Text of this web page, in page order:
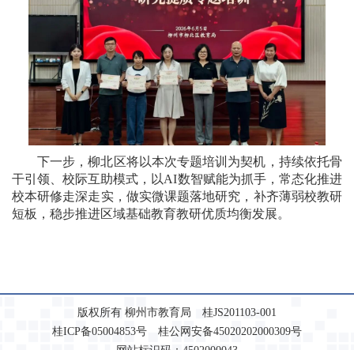
下一步，柳北区将以本次专题培训为契机，持续依托骨
干引领、校际互助模式，以AI数智赋能为抓手，常态化推进
校本研修走深走实，做实微课题落地研究，补齐薄弱校教研
短板，稳步推进区域基础教育教研优质均衡发展。
版权所有 柳州市教育局 桂JS201103-001
桂ICP备05004853号 桂公网安备45020202000309号